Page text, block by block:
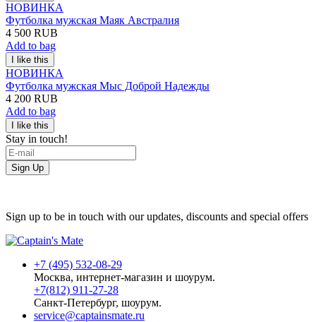
НОВИНКА
Футболка мужская Маяк Австралия
4 500 RUB
Add to bag
НОВИНКА
Футболка мужская Мыс Доброй Надежды
4 200 RUB
Add to bag
Stay in touch!
Sign Up
Sign up to be in touch with our updates, discounts and special offers
+7 (495) 532-08-29
Москва, интернет-магазин и шоурум.
+7(812) 911-27-28
Санкт-Петербург, шоурум.
service@captainsmate.ru